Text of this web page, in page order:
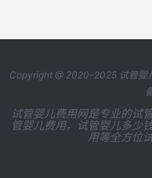
Copyright @ 2020-2025 试管婴
试管婴儿费用网是专业的试
管婴儿费用，试管婴儿多少
用等全方位